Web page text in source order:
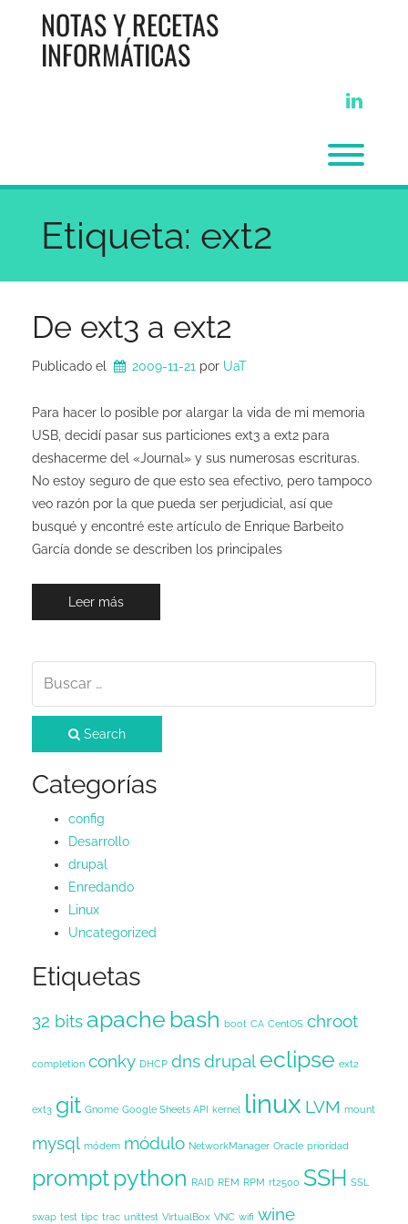
contenidoNOTAS Y RECETAS
INFORMÁTICAS
Etiqueta: ext2
De ext3 a ext2
Publicado el 2009-11-21 por UaT
Para hacer lo posible por alargar la vida de mi memoria
USB, decidí pasar sus particiones ext3 a ext2 para
deshacerme del «Journal» y sus numerosas escrituras.
No estoy seguro de que esto sea efectivo, pero tampoco
veo razón por la que pueda ser perjudicial, así que
busqué y encontré este artículo de Enrique Barbeito
García donde se describen los principales
Leer más
Search
Categorías
config
Desarrollo
drupal
Enredando
Linux
Uncategorized
Etiquetas
32 bitsapache bash boot CA CentOS chroot
completion conky DHCP dnsdrupal eclipse ext2
ext3 git Gnome Google Sheets API kernel linux LVM mount
mysql módem módulo NetworkManager Oracle prioridad
promptpython RAID REM RPM rt2500 SSH SSL
swap test tipc trac unittest VirtualBox VNC wifi wine